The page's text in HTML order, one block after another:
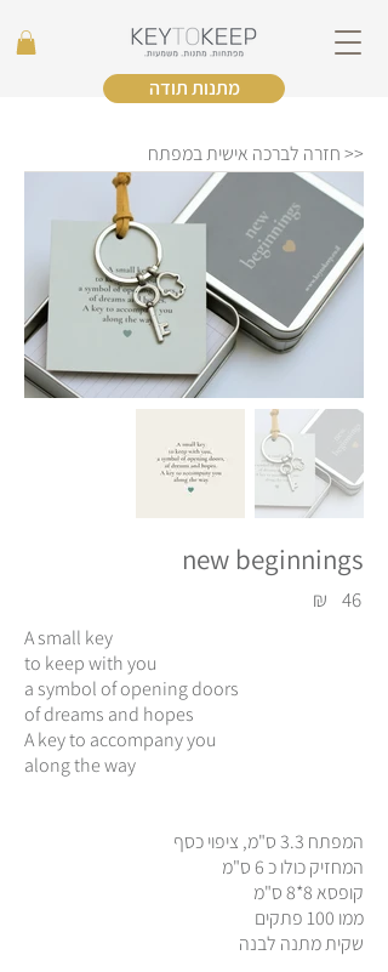
מתנות תודה
<< חזרה לברכה אישית במפתח
new beginnings
46
₪
A small key
to keep with you
a symbol of opening doors
of dreams and hopes
A key to accompany you
along the way
המפתח 3.3 ס"מ, ציפוי כסף
המחזיק כולו כ 6 ס"מ
קופסא 8*8 ס"מ
ממו 100 פתקים
שקית מתנה לבנה